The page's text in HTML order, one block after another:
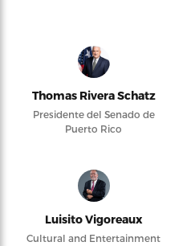
Thomas Rivera Schatz
Presidente del Senado de
Puerto Rico
Luisito Vigoreaux
Cultural and Entertainment